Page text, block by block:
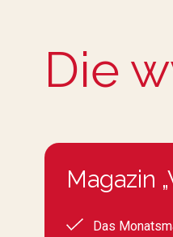
Die
Magazin
Das